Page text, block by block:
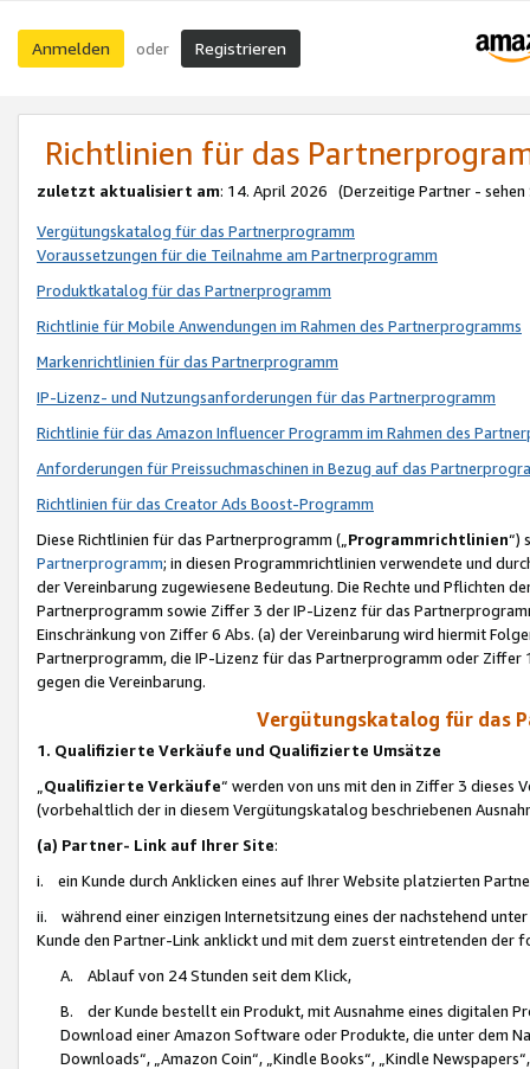
Anmelden oder Registrieren
Richtlinien für das
zuletzt aktualisiert am: 14. April 2026 (Derzeitige Partner - sehen
Vergütungskatalog für das Partnerprogramm
Voraussetzungen für die Teilnahme am Partnerprogramm
Produktkatalog für das Partnerprogramm
Richtlinie für Mobile Anwendungen im Rahmen des Partnerprogramms
Markenrichtlinien für das Partnerprogramm
IP-Lizenz- und Nutzungsanforderungen für das Partnerprogramm
Richtlinie für das Amazon Influencer Programm im Rahmen des
Anforderungen für Preissuchmaschinen in Bezug auf das
Richtlinien für das Creator Ads Boost-Programm
Diese Richtlinien für das Partnerprogramm („Programmrichtlinien“)
Partnerprogramm; in diesen Programmrichtlinien verwendete und
der Vereinbarung zugewiesene Bedeutung. Die Rechte und Pflichten
Partnerprogramm sowie Ziffer 3 der IP-Lizenz für das
Einschränkung von Ziffer 6 Abs. (a) der Vereinbarung wird hiermit
Partnerprogramm, die IP-Lizenz für das Partnerprogramm oder
gegen die Vereinbarung.
Vergütungskatalog für das
1. Qualifizierte Verkäufe und Qualifizierte Umsätze
Qualifizierte Verkäufe“ werden von uns mit den in Ziffer 3
(vorbehaltlich der in diesem Vergütungskatalog beschriebenen
(a) Partner- Link auf Ihrer Site:
i. ein Kunde durch Anklicken eines auf Ihrer Website platzierten
ii. während einer einzigen Internetsitzung eines der nachstehend
Kunde den Partner-Link anklickt und mit dem zuerst eintretenden der
A. Ablauf von 24 Stunden seit dem Klick,
B. der Kunde bestellt ein Produkt, mit Ausnahme eines digitalen
Download einer Amazon Software oder Produkte, die unter dem
Downloads“, „Amazon Coin“, „Kindle Books“, „Kindle